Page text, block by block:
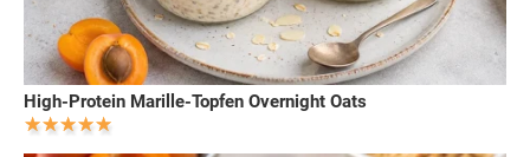
High-Protein Marille-Topfen Overnight Oats